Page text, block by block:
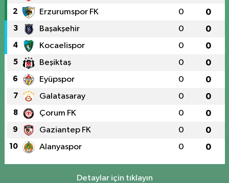
2 Erzurumspor FK 0 0
3 Başakşehir 0 0
4 Kocaelispor 0 0
5 Beşiktaş 0 0
6 Eyüpspor 0 0
7 Galatasaray 0 0
8 Çorum FK 0 0
9 Gaziantep FK 0 0
10 Alanyaspor 0 0
Detaylar için tıklayın